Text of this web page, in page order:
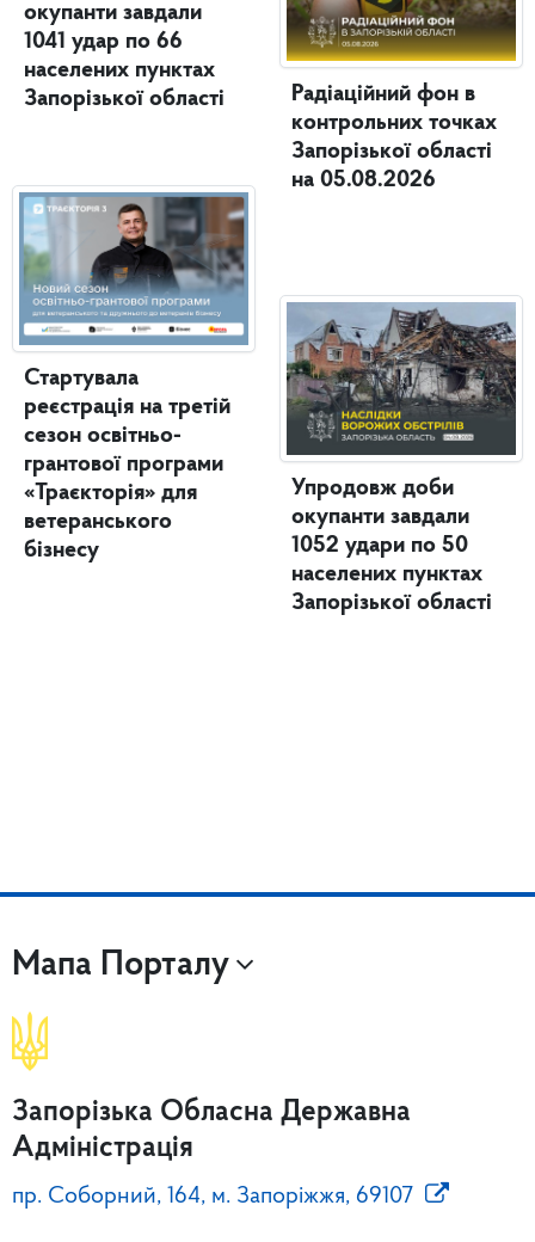
окупанти завдали
1041 удар по 66
населених пунктах
Запорізької області
Стартувала
реєстрація на третій
сезон освітньо-
грантової програми
«Траєкторія» для
ветеранського
бізнесу
Радіаційний фон в
контрольних точках
Запорізької області
на 05.08.2026
Упродовж доби
окупанти завдали
1052 удари по 50
населених пунктах
Запорізької області
Мапа Порталу
Запорізька Обласна Державна
Адміністрація
пр. Соборний, 164, м. Запоріжжя, 69107